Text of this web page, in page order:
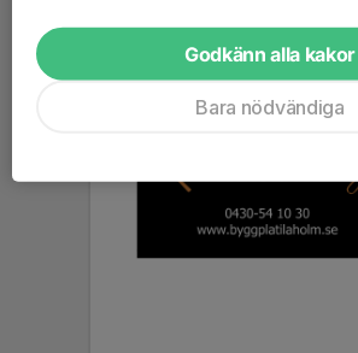
Godkänn alla kakor
Bara nödvändiga